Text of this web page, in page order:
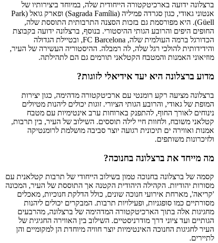
ברצלונה ידועה בארכיטקטורה הייחודית שלה, במיוחד ביצירותיו של
אנטוני גאודי, כגון סגרדה פמיליה (Sagrada Família) ופארק גואל (Park
Güell). היא מפורסמת גם בזכות הסצנה התרבותית התוססת שלה,
החופים היפים והרובע הגותי ההיסטורי. בנוסף, ברצלונה ידועה בקבוצת
הכדורגל ברמה העולמית שלה, FC Barcelona, ובטיילת הגדולה
והידידותית להולכי רגל שלה, לה רמבלה. ההיסטוריה העשירה של העיר,
מוזיאוני האמנות והמטבח הקטלאני תורמים גם הם לתהילתה.
מדוע ברצלונה היא יעד אידיאלי לזוגות?
ברצלונה מציעה רקע רומנטי עם ארכיטקטורה מדהימה, כגון יצירות
המופת של גאודי, והרובע הגותי הציורי. זוגות יכולים ליהנות מטיולים
נינוחים לאורך החוף, להתפנק בארוחות ערב אינטימיות עם מטבח
קטלאני משובח, ולחוות חיי לילה תוססים. השילוב של העיר, בין תרבות,
אמנות ואווירה ים תיכונית רגועה יוצר סביבה מושלמת לרומנטיקה
ולזיכרונות משותפים.
מה מייחד את ברצלונה בחנוכה?
קסמה של ברצלונה בחנוכה טמון בשילוב הייחודי של תרבות קטלאנית עם
מסורות יהודיות. הקהילה היהודית הקטנה אך התוססת של העיר, המכונה
'קריאה', מארחת אירועי חנוכה שונים, כולל הדלקת חנוכיות, מאכלים
מסורתיים כמו סופגניות, ופעילויות תרבות. המבקרים יכולים ליהנות
מחגיגות אלה בתוך הארכיטקטורה המדהימה של ברצלונה, מהרבעים
הגותיים ועד ציוני דרך מודרניסטיים. השילוב בין האווירה החגיגית של
העיר לחגיגות החנוכה האינטימיות יוצר חוויה מיוחדת הן למקומיים והן
לתיירים.